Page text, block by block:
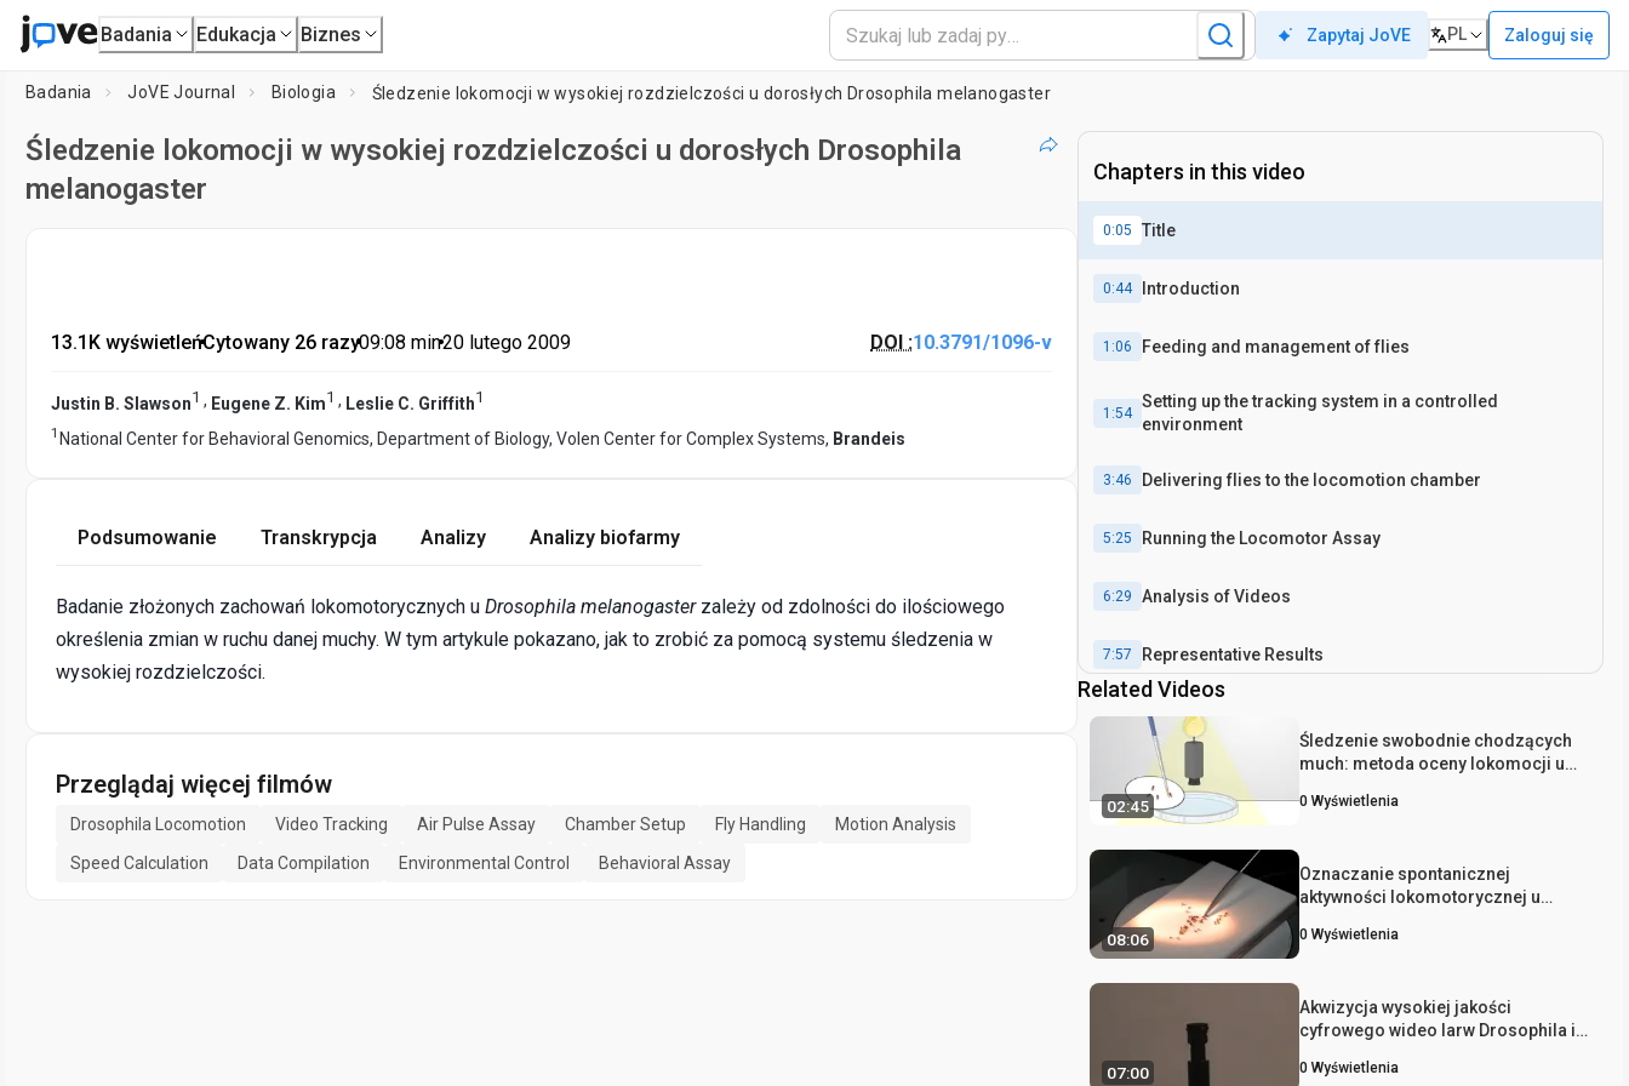
Badania Edukacja Biznes Zapytaj JoVE PL Zaloguj się
Badania JoVE Journal Biologia Śledzenie lokomocji w wysokiej rozdzielczości u dorosłych Drosophila melanogaster
Śledzenie lokomocji w wysokiej rozdzielczości u dorosłych Drosophila
melanogaster
13.1K wyświetleń•Cytowany 26 razy•09:08 min•20 lutego 2009 DOI :10.3791/1096-v
Justin B. Slawson1 , Eugene Z. Kim1 , Leslie C. Griffith1
1 National Center for Behavioral Genomics, Department of Biology, Volen Center for Complex Systems, Brandeis
Podsumowanie Transkrypcja Analizy Analizy biofarmy
Badanie złożonych zachowań lokomotorycznych u Drosophila melanogasterzależy od zdolności do ilościowego
określenia zmian w ruchu danej muchy. W tym artykule pokazano, jak to zrobić za pomocą systemu śledzenia w
wysokiej rozdzielczości.
Przeglądaj więcej filmów
Drosophila Locomotion Video Tracking Air Pulse Assay Chamber Setup Fly Handling
Motion Analysis
Speed Calculation
Data Compilation Environmental Control Behavioral Assay
Chapters in this video
0:05 Title
0:44 Introduction
1:06 Feeding and management of flies
1:54
Setting up the tracking system in a controlled
environment
3:46 Delivering flies to the locomotion chamber
5:25 Running the Locomotor Assay
6:29 Analysis of Videos
7:57 Representative Results
8:35 Conclusion
Related Videos
02:45
Śledzenie swobodnie chodzących
much: metoda oceny lokomocji u
0 Wyświetlenia
08:06
Oznaczanie spontanicznej
aktywności lokomotorycznej u
0 Wyświetlenia
07:00
Akwizycja wysokiej jakości
cyfrowego wideo larw Drosophila i
bocznej
0 Wyświetlenia